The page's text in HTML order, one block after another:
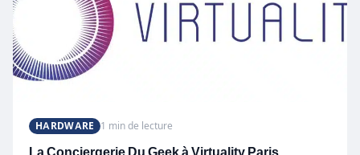
HARDWARE 1 min de lecture